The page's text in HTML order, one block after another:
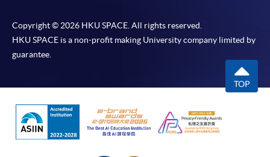
課程負責人會為學員送上「註冊及學費通知」
(「通知」)，請填妥有關「通知」，並親往報名中
心或以郵遞方式，遞交「通知」及繳交所需費用。
有關繳費詳情，請參閱付款方法
何疑問，請詳閱個別課程資料，或聯絡有關課程負責
人或報名中心。
Copyright © 2026 HKU SPACE. All rights reserved.
HKU SPACE is a non-profit making University company limited by
guarantee.
TOP